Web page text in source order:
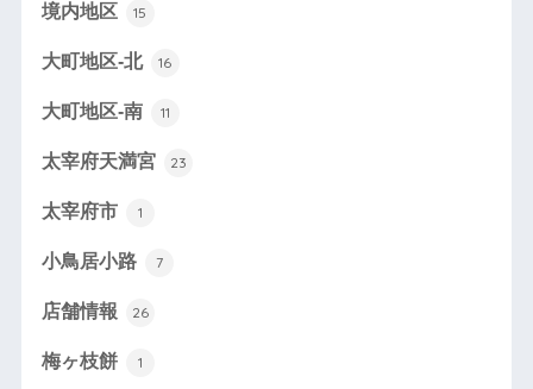
境内地区 15
大町地区-北 16
大町地区-南 11
太宰府天満宮 23
太宰府市 1
小鳥居小路 7
店舗情報 26
梅ヶ枝餅 1